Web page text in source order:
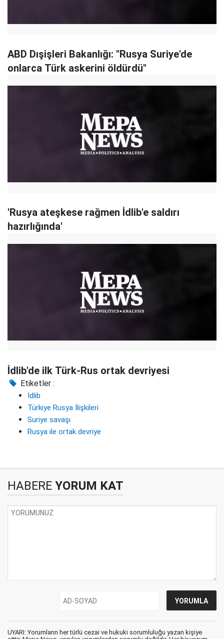
ABD Dışişleri Bakanlığı: "Rusya Suriye'de
onlarca Türk askerini öldürdü"
'Rusya ateşkese rağmen İdlib'e saldırı
hazırlığında'
İdlib'de ilk Türk-Rus ortak devriyesi
Etiketler :
Idlib
Türkiye Rusya İlişkileri
Suriye savaşı
Rusya ile ortak devriye
HABERE YORUM KAT
UYARI: Yorumların her türlü cezai ve hukuki sorumluluğu yazan kişiye